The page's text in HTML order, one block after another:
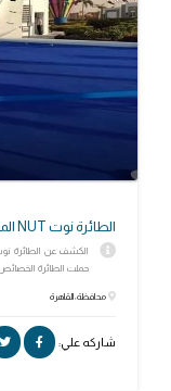
الطائرة نوت NUT المصرية
حملت الطائرة
محافظة: القاهرة
شاركه علي: